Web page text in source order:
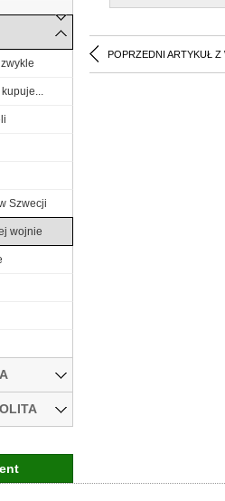
POPRZEDNI ARTYKUŁ Z
Szwecji
wojnie